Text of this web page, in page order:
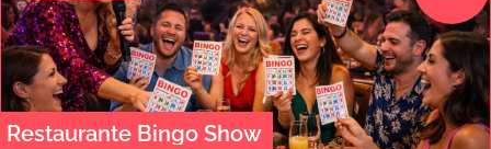
Restaurante Bingo Show